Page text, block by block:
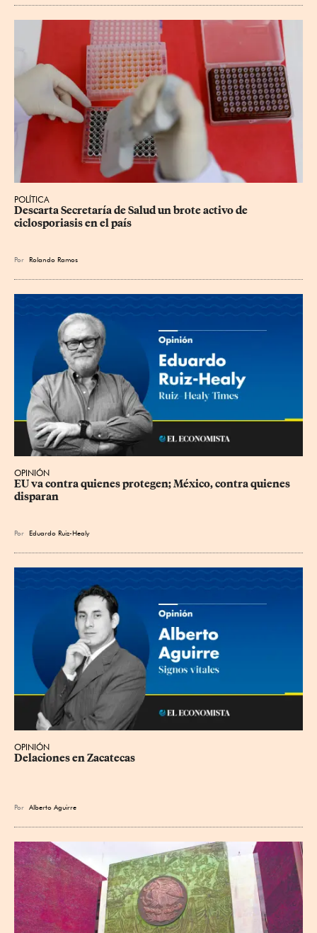
POLÍTICA
Descarta Secretaría de Salud un brote activo de
ciclosporiasis en el país
Por Rolando Ramos
OPINIÓN
EU va contra quienes protegen; México, contra quienes
disparan
Por Eduardo Ruiz-Healy
OPINIÓN
Delaciones en Zacatecas
Por Alberto Aguirre